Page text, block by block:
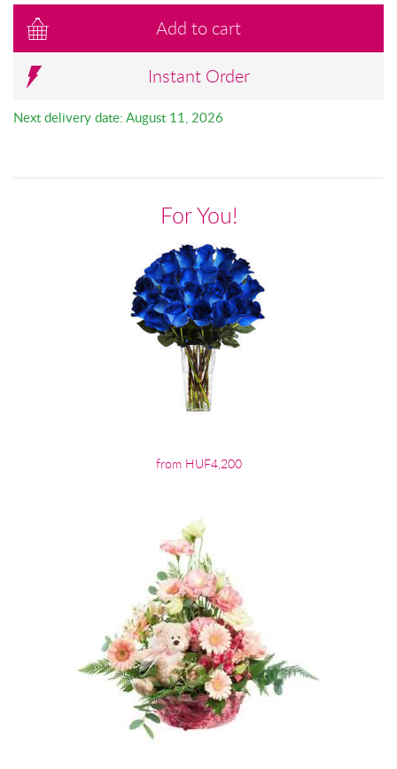
Add to cart
Instant Order
Next delivery date: August 11, 2026
For You!
from HUF4,200